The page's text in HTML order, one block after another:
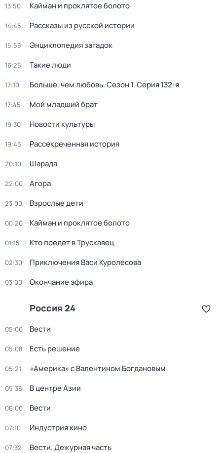
13:50 Кайман и проклятое болото
14:45 Рассказы из русской истории
15:55 Энциклопедия загадок
16:25 Такие люди
17:10 Больше, чем любовь. Сезон 1. Серия 132-я
17:45 Мой младший брат
19:30 Новости культуры
19:45 Рассекреченная история
20:10 Шарада
22:00 Агора
23:00 Взрослые дети
00:20 Кайман и проклятое болото
01:15 Кто поедет в Трускавец
02:30 Приключения Васи Куролесова
03:00 Окончание эфира
Россия 24
05:00 Вести
05:08 Есть решение
05:21 «Америка» с Валентином Богдановым
05:38 В центре Азии
06:00 Вести
07:10 Индустрия кино
07:32 Вести. Дежурная часть